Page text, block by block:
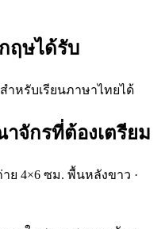
ฤษได้รับ
ำหรับเรียนภาษาไทยได้
จักรที่ต้องเตรียม
าย 4×6 ซม. พื้นหลังขาว ·